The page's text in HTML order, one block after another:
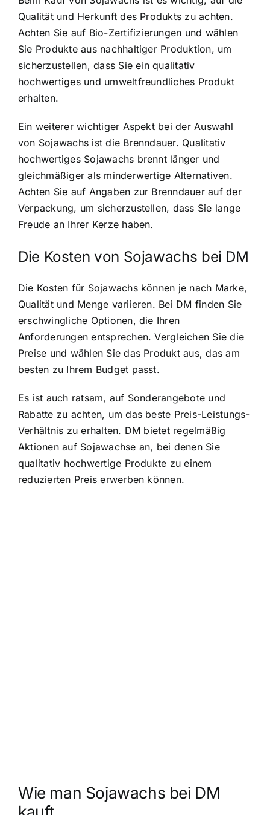
Qualität und Herkunft des Produkts zu achten.
Achten Sie auf Bio-Zertifizierungen und wählen
Sie Produkte aus nachhaltiger Produktion, um
sicherzustellen, dass Sie ein qualitativ
hochwertiges und umweltfreundliches Produkt
erhalten.
Ein weiterer wichtiger Aspekt bei der Auswahl
von Sojawachs ist die Brenndauer. Qualitativ
hochwertiges Sojawachs brennt länger und
gleichmäßiger als minderwertige Alternativen.
Achten Sie auf Angaben zur Brenndauer auf der
Verpackung, um sicherzustellen, dass Sie lange
Freude an Ihrer Kerze haben.
Die Kosten von Sojawachs bei DM
Die Kosten für Sojawachs können je nach Marke,
Qualität und Menge variieren. Bei DM finden Sie
erschwingliche Optionen, die Ihren
Anforderungen entsprechen. Vergleichen Sie die
Preise und wählen Sie das Produkt aus, das am
besten zu Ihrem Budget passt.
Es ist auch ratsam, auf Sonderangebote und
Rabatte zu achten, um das beste Preis-Leistungs-
Verhältnis zu erhalten. DM bietet regelmäßig
Aktionen auf Sojawachse an, bei denen Sie
qualitativ hochwertige Produkte zu einem
reduzierten Preis erwerben können.
Wie man Sojawachs bei DM